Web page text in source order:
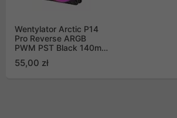
Wentylator Arctic P14
Pro Reverse ARGB
PWM PST Black 140mm
55,00 zł